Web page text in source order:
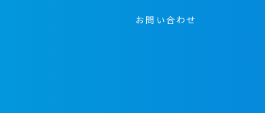
お問い合わせ